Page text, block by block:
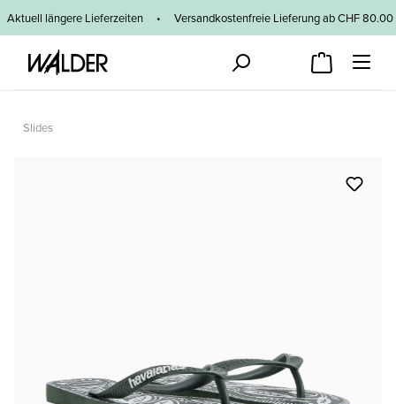
Zum Hauptinhalt springen
Aktuell längere Lieferzeiten • Versandkostenfreie Lieferung ab CHF
Slides